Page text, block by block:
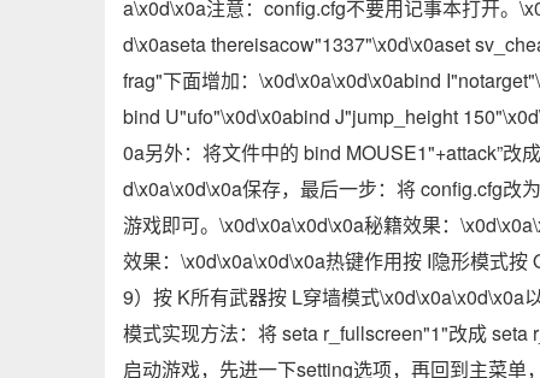
a\x0d\x0a注意：config.cfg不要用记事本打开。
d\x0aseta thereisacow"1337"\x0d\x0aset
frag"下面增加：\x0d\x0a\x0d\x0abind
bind U"ufo"\x0d\x0abind J"jump_height
0a另外：将文件中的 bind MOUSE1"+attack”改
d\x0a\x0d\x0a保存，最后一步：将 config.cfg改
游戏即可。\x0d\x0a\x0d\x0a秘籍效果：
效果：\x0d\x0a\x0d\x0a热键作用按 I隐形模式
9）按 K所有武器按 L穿墙模式\x0d\x0a\x0d\x0a
模式实现方法：将 seta r_fullscreen"1"改成
启动游戏，先进一下setting选项，再回到主菜